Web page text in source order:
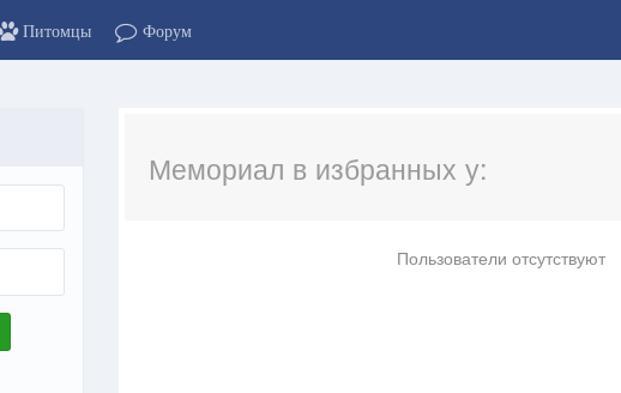
Питомцы Форум
Мемориал в избранных у:
Пользователи отсутствуют